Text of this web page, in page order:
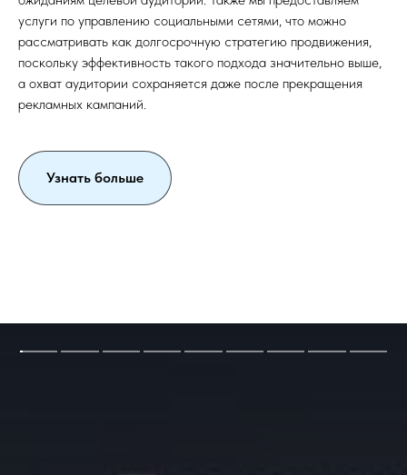
услуги по управлению социальными сетями, что можно
рассматривать как долгосрочную стратегию продвижения,
поскольку эффективность такого подхода значительно выше,
а охват аудитории сохраняется даже после прекращения
рекламных кампаний.
Узнать больше